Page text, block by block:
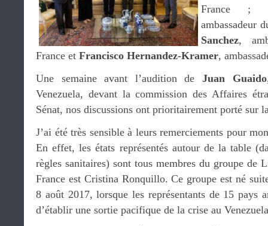
France ;
ambassadeur
Sanchez,
France et Francisco Hernandez-Kramer,
Une semaine avant l’audition de Juan Guaido
Venezuela, devant la commission des Affaires
Sénat, nos discussions ont prioritairement porté sur
J’ai été très sensible à leurs remerciements pour
En effet, les états représentés autour de la table
règles sanitaires) sont tous membres du groupe de
France est Cristina Ronquillo. Ce groupe est né
8 août 2017, lorsque les représentants de 15 pays
d’établir une sortie pacifique de la crise au